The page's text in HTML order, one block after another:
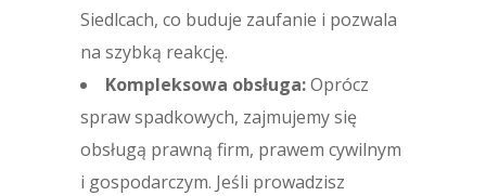
Siedlcach, co buduje zaufanie i pozwala
na szybką reakcję.
Kompleksowa obsługa:Oprócz
spraw spadkowych, zajmujemy się
obsługą prawną firm, prawem cywilnym
i gospodarczym. Jeśli prowadzisz